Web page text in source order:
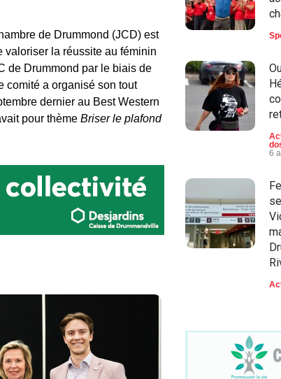
de Drummond (JCD) est
valoriser la réussite au féminin
de Drummond par le biais de
comité a organisé son tout
dernier au Best Western
pour thème Briser le plafond
6